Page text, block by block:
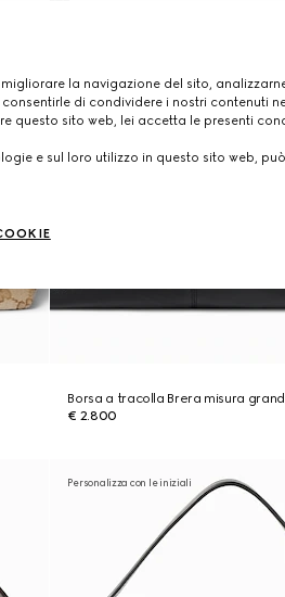
Borsa a tracolla Brera misura
€ 2.800
Personalizza con le iniziali
la navigazione del sito,
di condividere i nostri contenuti
questo sito web, lei accetta le presenti
e sul loro utilizzo in questo sito web,